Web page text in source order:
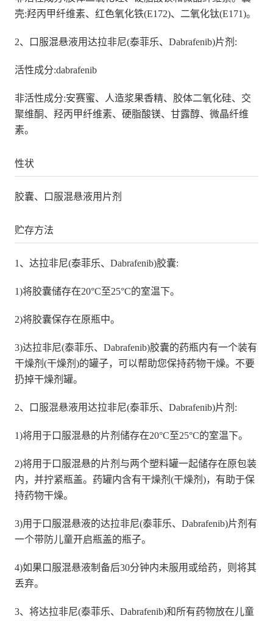
壳:羟丙甲纤维素、红色氧化铁(E172)、二氧化钛(E171)。
2、口服混悬液用达拉非尼(泰菲乐、Dabrafenib)片剂:
活性成分:dabrafenib
非活性成分:安赛蜜、人造浆果香精、胶体二氧化硅、交
聚维酮、羟丙甲纤维素、硬脂酸镁、甘露醇、微晶纤维
素。
性状
胶囊、口服混悬液用片剂
贮存方法
1、达拉非尼(泰菲乐、Dabrafenib)胶囊:
1)将胶囊储存在20°C至25°C的室温下。
2)将胶囊保存在原瓶中。
3)达拉非尼(泰菲乐、Dabrafenib)胶囊的药瓶内有一个装有
干燥剂(干燥剂)的罐子，可以帮助您保持药物干燥。不要
扔掉干燥剂罐。
2、口服混悬液用达拉非尼(泰菲乐、Dabrafenib)片剂:
1)将用于口服混悬的片剂储存在20°C至25°C的室温下。
2)将用于口服混悬的片剂与两个塑料罐一起储存在原包装
内，并拧紧瓶盖。药罐内含有干燥剂(干燥剂)，有助于保
持药物干燥。
3)用于口服混悬液的达拉非尼(泰菲乐、Dabrafenib)片剂有
一个带防儿童开启瓶盖的瓶子。
4)如果口服混悬液制备后30分钟内未服用或给药，则将其
丢弃。
3、将达拉非尼(泰菲乐、Dabrafenib)和所有药物放在儿童